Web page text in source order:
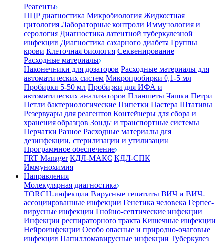
Реагенты
ПЦР диагностика Микробиология Жидкостная
цитология Лабораторные контроли Иммунология и
серология Диагностика латентной туберкулезной
инфекции Диагностика сахарного диабета Группы
крови Клеточная биология Секвенирование
Расходные материалы
Наконечники для дозаторов Расходные материалы для
автоматических систем Микропробирки 0,1-5 мл
Пробирки 5-50 мл Пробирки для ИФА и
автоматических анализаторов Планшеты Чашки Петри
Петли бактериологические Пипетки Пастера Штативы
Резервуары для реагентов Контейнеры для сбора и
хранения образцов Зонды и транспортные системы
Перчатки Разное Расходные материалы для
дезинфекции, стерилизации и утилизации
Программное обеспечение
FRT Manager КДЛ-МАКС КДЛ-СПК
Иммунохимия
Направления
Молекулярная диагностика
TORCH-инфекции Вирусные гепатиты ВИЧ и ВИЧ-
ассоциированные инфекции Генетика человека Герпес-
вирусные инфекции Гнойно-септические инфекции
Инфекции респираторного тракта Кишечные инфекции
Нейроинфекции Особо опасные и природно-очаговые
инфекции Папилломавирусные инфекции Туберкулез